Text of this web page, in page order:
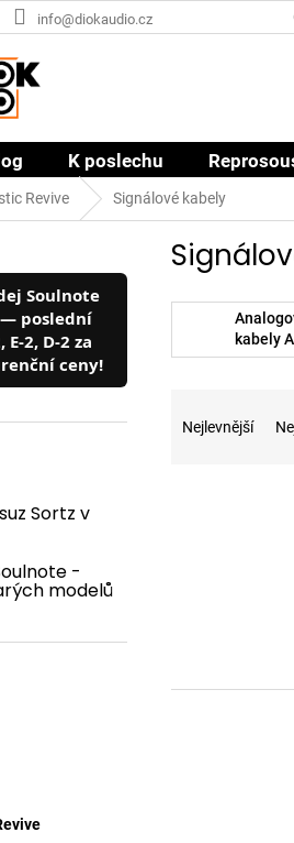
info@diokaudio.cz
K poslechu
Revive Signálové kabely
Soulnote
— poslední
E-2, D-2 za
ceny!
Sortz v
-
modelů
kabely
Revive
a
t
Nejlevnější
d